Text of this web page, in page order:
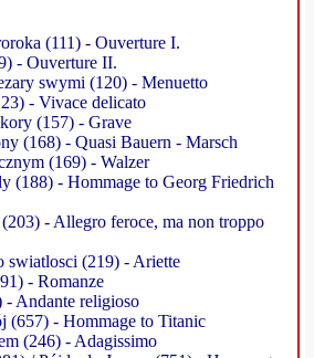
(111) - Ouverture I.
- Ouverture II.
swymi (120) - Menuetto
- Vivace delicato
(157) - Grave
(168) - Quasi Bauern - Marsch
(169) - Walzer
(188) - Hommage to Georg Friedrich
- Allegro feroce, ma non troppo
swiatlosci (219) - Ariette
- Romanze
Andante religioso
(657) - Hommage to Titanic
(246) - Adagissimo